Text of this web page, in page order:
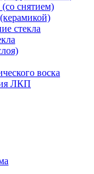
снятием)
стекла
воска
ЛКП